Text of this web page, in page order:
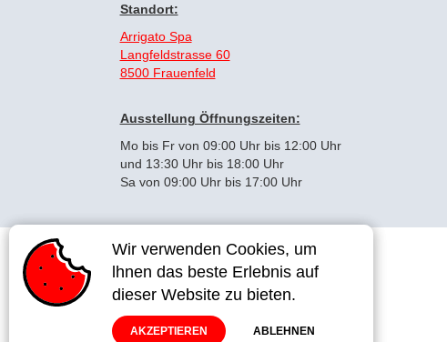
Wir verwenden Cookies, um
lhnen das beste Erlebnis auf
dieser Website zu bieten.
AKZEPTIEREN ABLEHNEN
Wir verwenden Cookies, um
lhnen das beste Erlebnis auf
dieser Website zu bieten.
AKZEPTIEREN ABLEHNEN
Standort:
Arrigato Spa
Langfeldstrasse 60
8500 Frauenfeld
Ausstellung Öffnungszeiten:
Mo bis Fr von 09:00 Uhr bis 12:00 Uhr
und 13:30 Uhr bis 18:00 Uhr
Sa von 09:00 Uhr bis 17:00 Uhr
Impressum AGB